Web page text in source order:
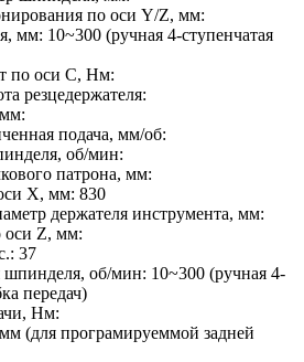
по оси Y/Z, мм:
мм: 10~300 (ручная 4-ступенчатая
по оси C, Нм:
резцедержателя:
подача, мм/об:
об/мин:
патрона, мм:
X, мм: 830
держателя инструмента, мм:
оси Z, мм:
37
шпинделя, об/мин: 10~300 (ручная 4-
передач)
Нм:
(для програмируеммой задней